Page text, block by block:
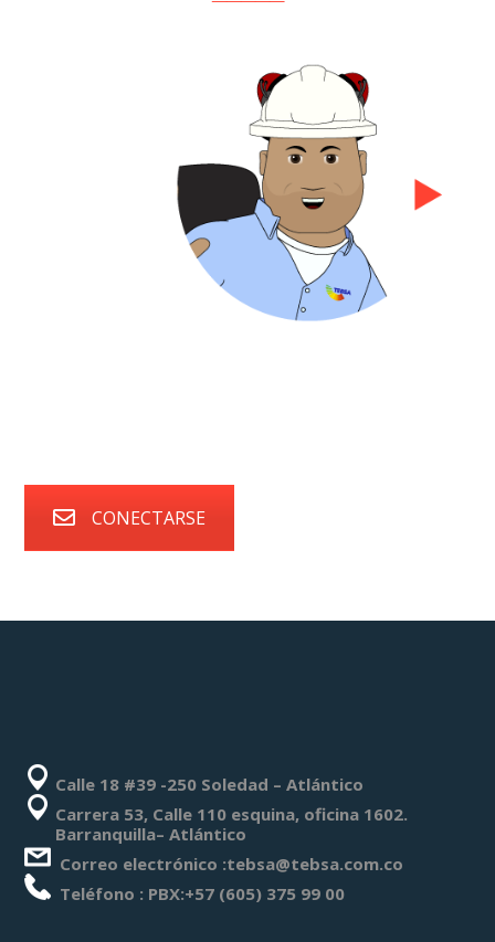
CONECTARSE
Calle 18 #39 -250 Soledad – Atlántico
Carrera 53, Calle 110 esquina, oficina 1602.
Barranquilla– Atlántico
Correo electrónico :tebsa@tebsa.com.co
Teléfono : PBX:+57 (605) 375 99 00